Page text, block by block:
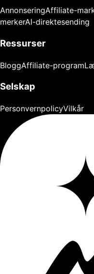
AnnonseringAffiliate-
merkerAI-direktesending
Ressurser
BloggAffiliate-program
Selskap
PersonvernpolicyVilkår